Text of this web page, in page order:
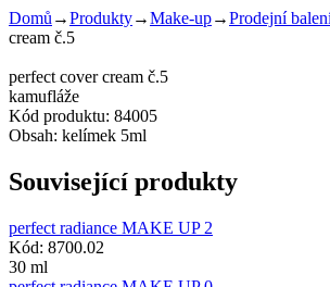
Domů →Produkty→Make-up→Prodejní
cream č.5
perfect cover cream č.5
kamufláže
Kód produktu: 84005
Obsah: kelímek 5ml
Související produkty
perfect radiance MAKE UP 2
Kód: 8700.02
30 ml